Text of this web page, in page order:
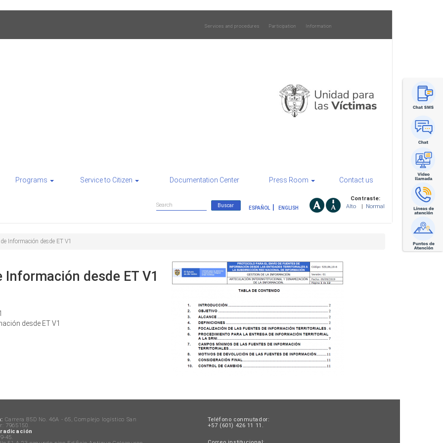
Services and procedures Participation Information
Programs Service to Citizen Documentation Center Press Room Contact us
Contraste:
Alto
Normal
ESPAÑOL ENGLISH
Search
form
Información desde ET V1
desde ET V1
desde ET V1
Carrera 85D No. 46A - 65, Complejo logístico San
7965150.
45.
Teléfono conmutador:
+57 (601) 426 11 11.